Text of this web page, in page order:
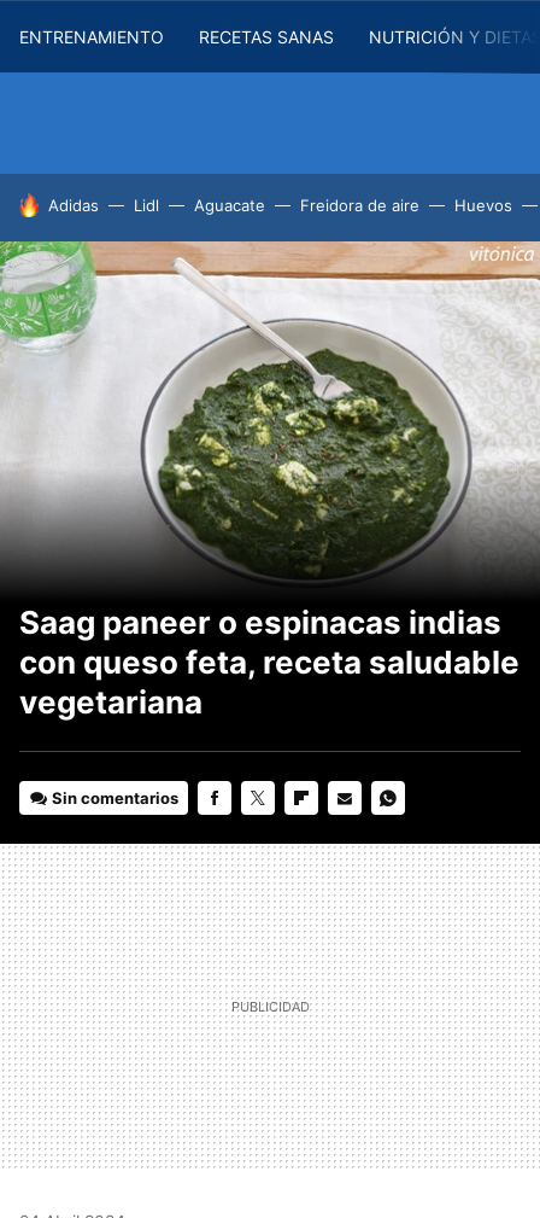
ENTRENAMIENTO RECETAS SANAS NUTRICIÓN Y
HOY SE HABLA DE
Adidas Lidl Aguacate Freidora de aire Huevos
Saag paneer o espinacas indias
con queso feta, receta saludable
vegetariana
Sin comentarios
MAIL